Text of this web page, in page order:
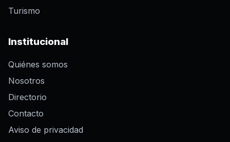
Turismo
Institucional
Quiénes somos
Nosotros
Directorio
Contacto
Aviso de privacidad